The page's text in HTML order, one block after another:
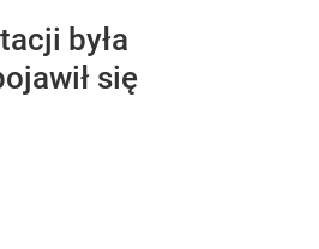
była
się